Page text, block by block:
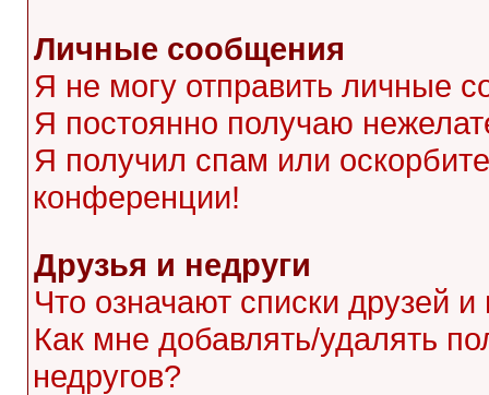
Личные сообщения
Я не могу отправить личные
Я постоянно получаю
Я получил спам или
конференции!
Друзья и недруги
Что означают списки друзей и
Как мне добавлять/удалять
недругов?